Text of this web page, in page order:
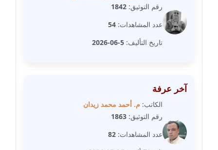
مدونة عبير بسيوني
مدونة عبير سعد
عاملة
مدونة عبير عزاوي
عاملة
رقم التوثيق: 1842
عدد المشاهدات: 54
تاريخ التأليف: 5-06-2026
آخر عرفة
الكاتب: م. أحمد محمد زيدان
رقم التوثيق: 1863
عدد المشاهدات: 82